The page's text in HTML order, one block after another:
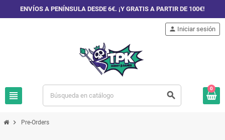
ENVÍOS A PENÍNSULA DESDE 6€. ¡Y GRATIS A PARTIR DE 100€!
view_headline search
person Iniciar sesión
0
chevron_right Pre-Orders